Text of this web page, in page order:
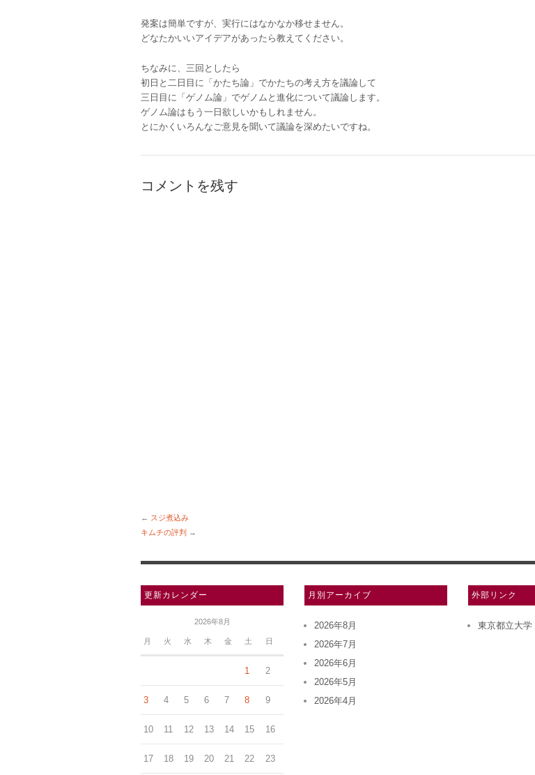
発案は簡単ですが、実行にはなかなか移せません。
どなたかいいアイデアがあったら教えてください。
ちなみに、三回としたら
初日と二日目に「かたち論」でかたちの考え方を議論して
三日目に「ゲノム論」でゲノムと進化について議論します。
ゲノム論はもう一日欲しいかもしれません。
とにかくいろんなご意見を聞いて議論を深めたいですね。
コメントを残す
← スジ煮込み
キムチの評判 →
更新カレンダー
2026年8月
月 火 水 木 金 土 日
1 2
3 4 5 6 7 8 9
10 11 12 13 14 15 16
17 18 19 20 21 22 23
月別アーカイブ
2026年8月
2026年7月
2026年6月
2026年5月
2026年4月
外部リンク
東京都立大学